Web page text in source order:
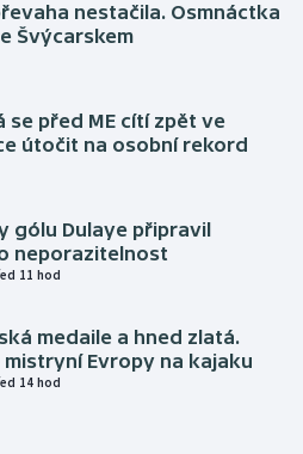
nestačila. Osmnáctka
Švýcarskem
se před ME cítí zpět ve
útočit na osobní rekord
gólu Dulaye připravil
neporazitelnost
11 hod
medaile a hned zlatá.
mistryní Evropy na kajaku
14 hod